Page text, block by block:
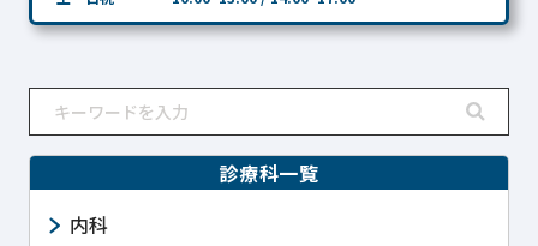
診療科一覧
内科